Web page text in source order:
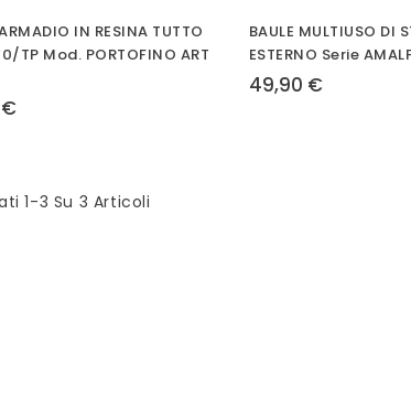
IN RESINA TUTTO
TP Mod. PORTOFINO ART
€
BAULE MULTIUSO DI
ESTERNO Serie
49,90 €
1-3 Su 3 Articoli